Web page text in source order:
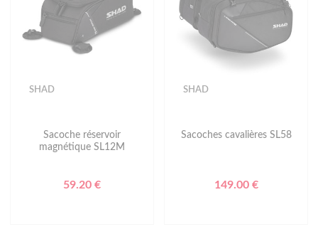
SHAD
Sacoche réservoir
magnétique SL12M
59.20 €
SHAD
Sacoches cavalières SL58
149.00 €